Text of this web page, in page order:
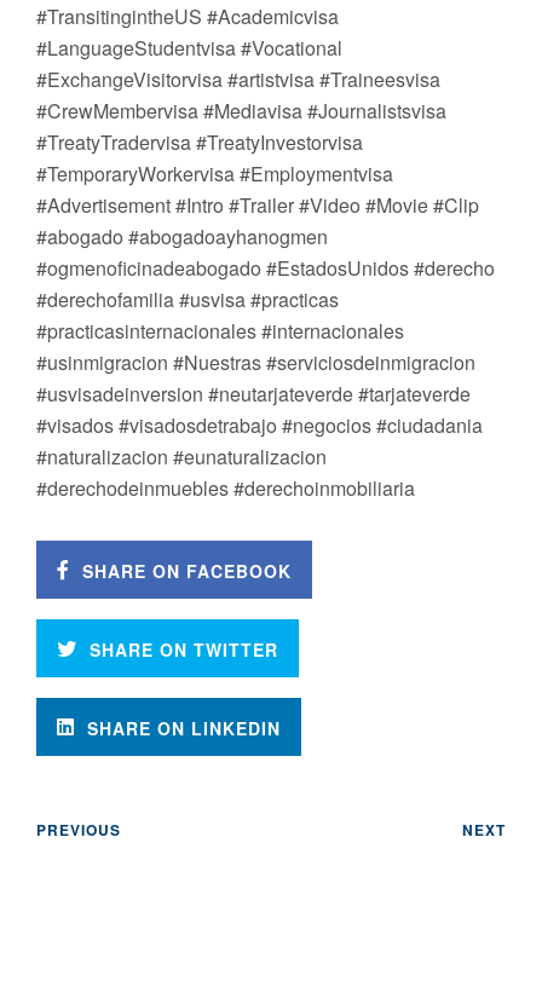
#TransitingintheUS #Academicvisa
#LanguageStudentvisa #Vocational
#ExchangeVisitorvisa #artistvisa #Traineesvisa
#CrewMembervisa #Mediavisa #Journalistsvisa
#TreatyTradervisa #TreatyInvestorvisa
#TemporaryWorkervisa #Employmentvisa
#Advertisement #Intro #Trailer #Video #Movie #Clip
#abogado #abogadoayhanogmen
#ogmenoficinadeabogado #EstadosUnidos #derecho
#derechofamilia #usvisa #practicas
#practicasinternacionales #internacionales
#usinmigracion #Nuestras #serviciosdeinmigracion
#usvisadeinversion #neutarjateverde #tarjateverde
#visados #visadosdetrabajo #negocios #ciudadania
#naturalizacion #eunaturalizacion
#derechodeinmuebles #derechoinmobiliaria
SHARE ON FACEBOOK
SHARE ON TWITTER
SHARE ON LINKEDIN
PREVIOUS NEXT